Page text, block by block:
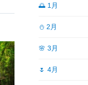
🌅 1月
⛄ 2月
🌸 3月
🌷 4月